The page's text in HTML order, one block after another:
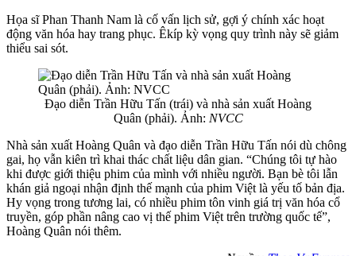
Họa sĩ Phan Thanh Nam là cố vấn lịch sử, gợi ý chính xác hoạt
động văn hóa hay trang phục. Êkíp kỳ vọng quy trình này sẽ giảm
thiểu sai sót.
Đạo diễn Trần Hữu Tấn (trái) và nhà sản xuất Hoàng
Quân (phải). Ảnh: NVCC
Nhà sản xuất Hoàng Quân và đạo diễn Trần Hữu Tấn nói dù chông
gai, họ vẫn kiên trì khai thác chất liệu dân gian. “Chúng tôi tự hào
khi được giới thiệu phim của mình với nhiều người. Bạn bè tôi lẫn
khán giả ngoại nhận định thế mạnh của phim Việt là yếu tố bản địa.
Hy vọng trong tương lai, có nhiều phim tôn vinh giá trị văn hóa cổ
truyền, góp phần nâng cao vị thế phim Việt trên trường quốc tế”,
Hoàng Quân nói thêm.